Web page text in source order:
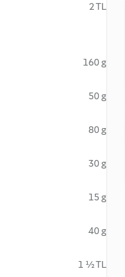
2 TL
160 g
50 g
80 g
30 g
15 g
40 g
1 ½ TL